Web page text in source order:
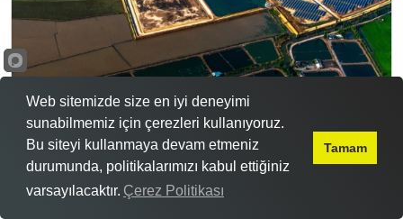
Blog
Hibrit Güneş Enerji Sistemlerinin Faydaları
Hibrit güneş enerji sistemleri, güneş enerjisiyle
birlikte diğer enerji kaynaklarını da kullanarak
elektrik enerjisi üreten ve...
Web sitemizde size en iyi deneyimi
sunabilmemiz için çerezleri kullanıyoruz.
Bu siteyi kullanmaya devam etmeniz
durumunda, politikalarımızı kabul ettiğiniz
varsayılacaktır. Çerez Politikası
Tamam